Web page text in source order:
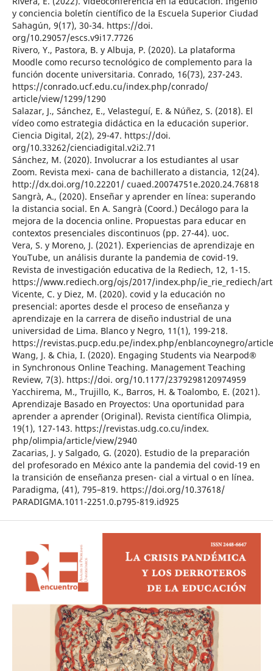
y conciencia boletín científico de la Escuela Superior Ciudad
Sahagún, 9(17), 30-34. https://doi.
org/10.29057/escs.v9i17.7726
Rivero, Y., Pastora, B. y Albuja, P. (2020). La plataforma
Moodle como recurso tecnológico de complemento para la
función docente universitaria. Conrado, 16(73), 237-243.
https://conrado.ucf.edu.cu/index.php/conrado/
article/view/1299/1290
Salazar, J., Sánchez, E., Velasteguí, E. & Núñez, S. (2018). El
vídeo como estrategia didáctica en la educación superior.
Ciencia Digital, 2(2), 29-47. https://doi.
org/10.33262/cienciadigital.v2i2.71
Sánchez, M. (2020). Involucrar a los estudiantes al usar
Zoom. Revista mexi- cana de bachillerato a distancia, 12(24).
http://dx.doi.org/10.22201/ cuaed.20074751e.2020.24.76818
Sangrà, A., (2020). Enseñar y aprender en línea: superando
la distancia social. En A. Sangrà (Coord.) Decálogo para la
mejora de la docencia online. Propuestas para educar en
contextos presenciales discontinuos (pp. 27-44). uoc.
Vera, S. y Moreno, J. (2021). Experiencias de aprendizaje en
YouTube, un análisis durante la pandemia de covid-19.
Revista de investigación educativa de la Rediech, 12, 1-15.
https://www.rediech.org/ojs/2017/index.php/ie_rie_rediech/
Vicente, C. y Diez, M. (2020). covid y la educación no
presencial: aportes desde el proceso de enseñanza y
aprendizaje en la carrera de diseño industrial de una
universidad de Lima. Blanco y Negro, 11(1), 199-218.
https://revistas.pucp.edu.pe/index.php/enblancoynegro/
Wang, J. & Chia, I. (2020). Engaging Students via Nearpod®
in Synchronous Online Teaching. Management Teaching
Review, 7(3). https://doi. org/10.1177/2379298120974959
Yacchirema, M., Trujillo, K., Barros, H. & Toalombo, E. (2021).
Aprendizaje Basado en Proyectos: Una oportunidad para
aprender a aprender (Original). Revista científica Olimpia,
19(1), 127-143. https://revistas.udg.co.cu/index.
php/olimpia/article/view/2940
Zacarias, J. y Salgado, G. (2020). Estudio de la preparación
del profesorado en México ante la pandemia del covid-19 en
la transición de enseñanza presen- cial a virtual o en línea.
Paradigma, (41), 795–819. https://doi.org/10.37618/
PARADIGMA.1011-2251.0.p795-819.id925